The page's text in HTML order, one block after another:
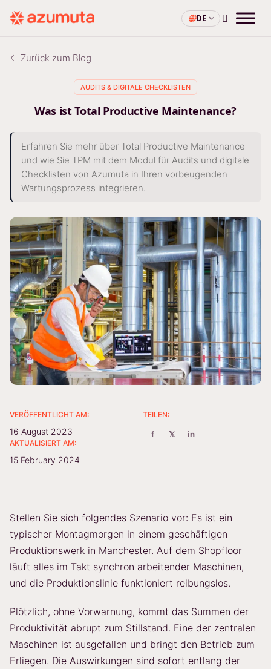
DE
← Zurück zum Blog
AUDITS & DIGITALE CHECKLISTEN
Was ist Total Productive Maintenance?
Erfahren Sie mehr über Total Productive Maintenance
und wie Sie TPM mit dem Modul für Audits und digitale
Checklisten von Azumuta in Ihren vorbeugenden
Wartungsprozess integrieren.
VERÖFFENTLICHT AM:
16 August 2023
AKTUALISIERT AM:
15 February 2024
TEILEN:
f 𝕏 in
Stellen Sie sich folgendes Szenario vor: Es ist ein
typischer Montagmorgen in einem geschäftigen
Produktionswerk in Manchester. Auf dem Shopfloor
läuft alles im Takt synchron arbeitender Maschinen,
und die Produktionslinie funktioniert reibungslos.
Plötzlich, ohne Vorwarnung, kommt das Summen der
Produktivität abrupt zum Stillstand. Eine der zentralen
Maschinen ist ausgefallen und bringt den Betrieb zum
Erliegen. Die Auswirkungen sind sofort entlang der